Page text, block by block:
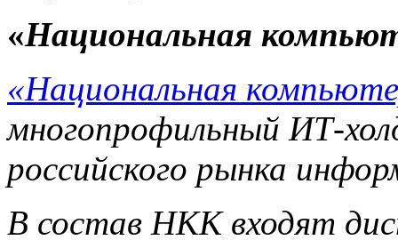
«Национальная
«Национальная
многопрофильный ИТ-
российского рынка
В состав НКК входят